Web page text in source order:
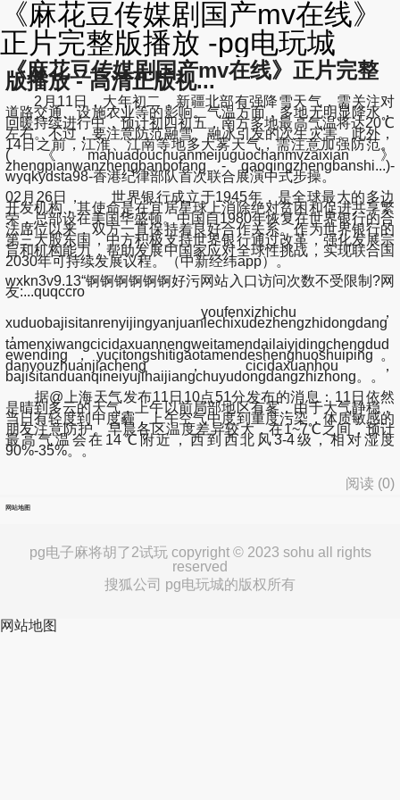
《麻花豆传媒剧国产mv在线》
正片完整版播放 -pg电玩城
《麻花豆传媒剧国产mv在线》正片完整
版播放 - 高清正版视...
2月11日，大年初二，新疆北部有强降雪天气，需关注对
道路交通、设施农业等的影响。气温方面，多地无明显降水，
回暖持续进行中，预计初四初五，南方多地最高气温将达20℃
左右。不过，要注意防范融雪、融冰引发的次生灾害。此外，
14日之前，江淮、江南等地多大雾天气，需注意加强防范。
(《mahuadouchuanmeijuguochanmvzaixian》
zhengpianwanzhengbanbofang - gaoqingzhengbanshi...)-
wyqkydsta98-香港纪律部队首次联合展演中式步操。
02月26日， 世界银行成立于1945年，是全球最大的多边
开发机构，其使命是在宜居星球上消除绝对贫困和促进共享繁
荣，总部设在美国华盛顿。中国自1980年恢复在世界银行的合
法席位以来，双方一直保持着良好合作关系。作为世界银行的
第三大股东国，中方积极支持世界银行通过改革，强化发展宗
旨和机构能力，帮助发展中国家应对全球性挑战，实现联合国
2030年可持续发展议程。（中新经纬app）。
wxkn3v9.13“锕锕锕锕锕锕好污网站入口访问次数不受限制?网
友:...quqccro
youfenxizhichu，
xuduobajisitanrenyijingyanjuanlechixudezhengzhidongdang
，
tamenxiwangcicidaxuannengweitamendailaiyidingchengdud
ewending，yucitongshitigaotamendeshenghuoshuiping。
danyouzhuanjiacheng，cicidaxuanhou，
bajisitanduanqineiyujihaijiangchuyudongdangzhizhong。。
据@上海天气发布11日10点51分发布的消息：11日依然
是晴到多云的天气，上午以前局部地区有雾，由于大气静稳，
当日有轻度到中度霾，上午空气中度到重度污染，体质敏感的
朋友注意防护。早晨各区温度差异较大，在1~7℃之间，预计
最高气温会在14℃附近，西到西北风3-4级，相对湿度
90%-35%。。
阅读 (0)
网站地图
pg电子麻将胡了2试玩 copyright © 2023 sohu all rights
reserved
搜狐公司 pg电玩城的版权所有
网站地图